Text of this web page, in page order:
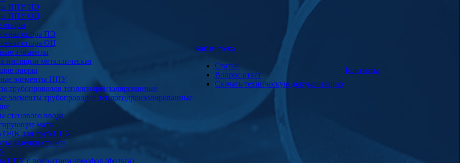
ППУ ПЭ
ППУ ОЦ
опоры
опора ПЭ
опора ОЦ
элементы
изоляции металлическая
опоры
элементы ППУ
трубопроводов теплогидроизолированные
элементы трубопроводов теплогидроизолированные
стенового ввода
маты
ОДК для труб ППУ
заделки стыков
ППУ с покрытием армофол (фольга)
Библиотека
Статьи
Вопрос ответ
Скачать техническую документацию
Контакты